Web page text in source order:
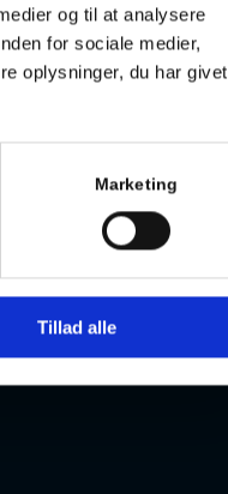
og til at analysere
for sociale medier,
oplysninger, du har givet
Marketing
Tillad alle